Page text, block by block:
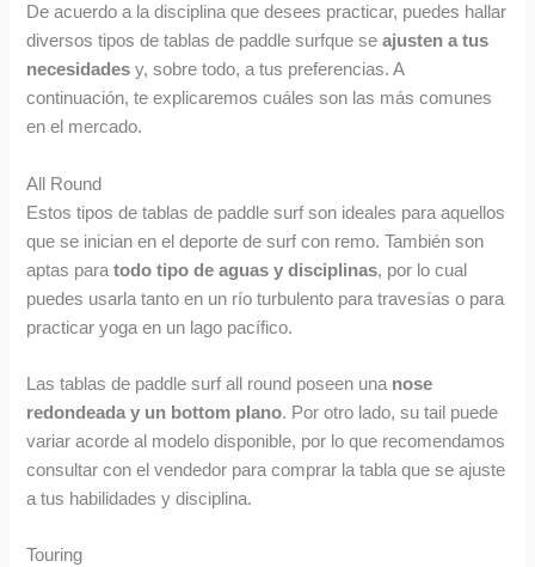
De acuerdo a la disciplina que desees practicar, puedes hallar
diversos tipos de tablas de paddle surfque seajusten a tus
necesidades y, sobre todo, a tus preferencias. A
continuación, te explicaremos cuáles son las más comunes
en el mercado.
All Round
Estos tipos de tablas de paddle surf son ideales para aquellos
que se inician en el deporte de surf con remo. También son
aptas paratodo tipo de aguas y disciplinas, por lo cual
puedes usarla tanto en un río turbulento para travesías o para
practicar yoga en un lago pacífico.
Las tablas de paddle surf all round poseen una nose
redondeada y un bottom plano. Por otro lado, su tail puede
variar acorde al modelo disponible, por lo que recomendamos
consultar con el vendedor para comprar la tabla que se ajuste
a tus habilidades y disciplina.
Touring